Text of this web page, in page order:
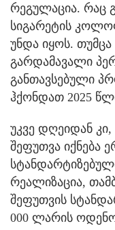
რეგულაცია. რაც
სიგარეტის
უნდა იყოს. თუმცა
გარდამავალი
განთავსებული
ჰქონდათ 2025
უკვე დღეიდან კი,
შეფუთვა იქნება
რეალიზაცია,
შეფუთვის
000 ლარის